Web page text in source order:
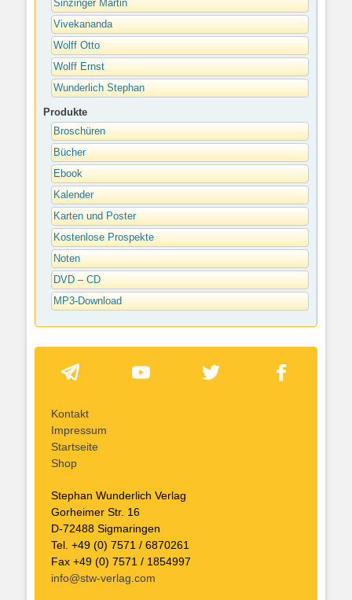
Sinzinger Martin
Vivekananda
Wolff Otto
Wolff Ernst
Wunderlich Stephan
Produkte
Broschüren
Bücher
Ebook
Kalender
Karten und Poster
Kostenlose Prospekte
Noten
DVD – CD
MP3-Download
Kontakt
Impressum
Startseite
Shop
Stephan Wunderlich Verlag
Gorheimer Str. 16
D-72488 Sigmaringen
Tel. +49 (0) 7571 / 6870261
Fax +49 (0) 7571 / 1854997
info@stw-verlag.com